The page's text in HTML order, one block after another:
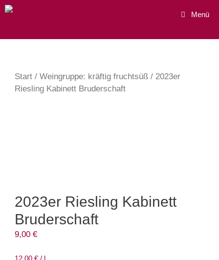
Zum
Menü
Start / Weingruppe: kräftig fruchtsüß / 2023er
Riesling Kabinett Bruderschaft
2023er Riesling Kabinett
Bruderschaft
9,00 €
12,00 € / l